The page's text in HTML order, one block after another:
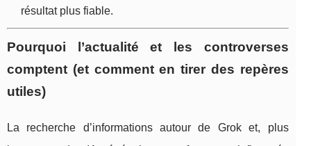
résultat plus fiable.
Pourquoi l’actualité et les controverses
comptent (et comment en tirer des repères
utiles)
La recherche d’informations autour de Grok et, plus